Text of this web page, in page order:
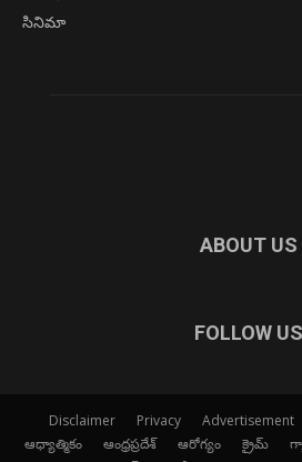
సినిమా
ABOUT US
FOLLOW US
Disclaimer Privacy Advertisement
ఆధ్యాత్మికం
ఆంధ్రప్రదేశ్ ఆరోగ్యం క్రైమ్